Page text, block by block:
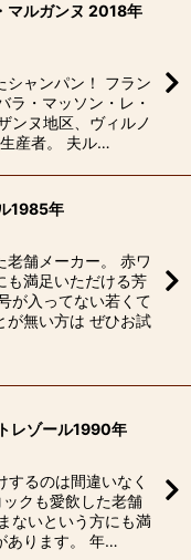
マルガンヌ 2018年
シャンパン！ フラン
・マッソン・レ・
ンヌ地区、ヴィルノ
産者。 夫ル…
1985年
老舗メーカー。 赤ワ
も満足いただける芳
が入ってない若くて
が無い方は ぜひお試
レゾール1990年
るのは間違いなく
クも愛飲した老舗
ないという方にも満
あります。 年…